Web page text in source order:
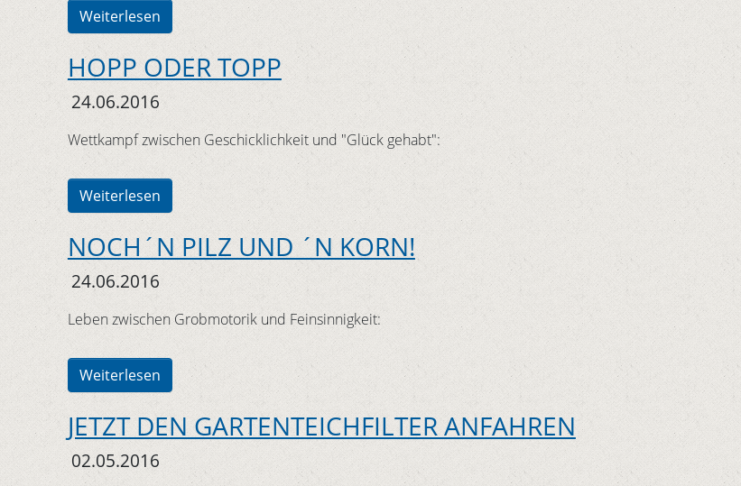
Weiterlesen
HOPP ODER TOPP
24.06.2016
Wettkampf zwischen Geschicklichkeit und "Glück gehabt":
Weiterlesen
NOCH´N PILZ UND ´N KORN!
24.06.2016
Leben zwischen Grobmotorik und Feinsinnigkeit:
Weiterlesen
JETZT DEN GARTENTEICHFILTER ANFAHREN
02.05.2016